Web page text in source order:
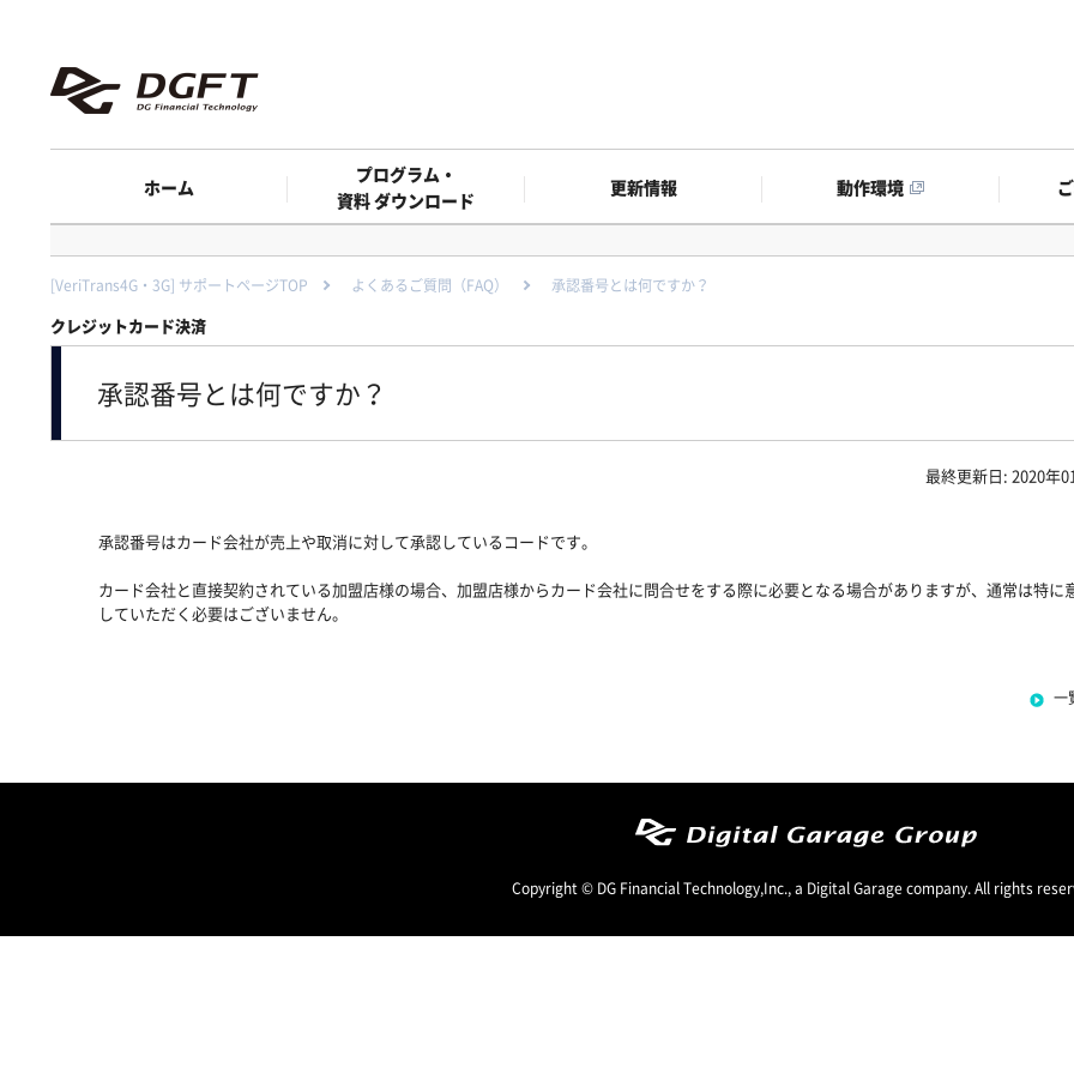
ホーム
プログラム・
資料 ダウンロード
更新情報 動作環境
[VeriTrans4G・3G] サポートページTOP よくあるご質問（FAQ） 承認番号とは何ですか？
クレジットカード決済
承認番号とは何ですか？
最終更新日: 2020年01
承認番号はカード会社が売上や取消に対して承認しているコードです。
カード会社と直接契約されている加盟店様の場合、加盟店様からカード会社に問合せをする際に必要となる場合がありますが、通常は特に
していただく必要はございません。
一
Copyright © DG Financial Technology,Inc., a Digital Garage company. All rights